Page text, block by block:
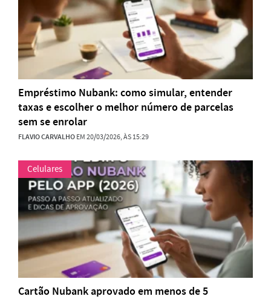
Empréstimo Nubank: como simular, entender
taxas e escolher o melhor número de parcelas
sem se enrolar
FLAVIO CARVALHOEM 20/03/2026, ÀS 15:29
Celulares
Cartão Nubank aprovado em menos de 5